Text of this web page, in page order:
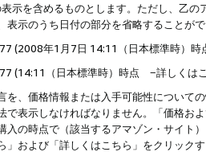
示を含めるものとします。ただし、乙
表示のうち日付の部分を省略することが
(2008年1月7日 14:11（日本標準時）
(14:11（日本標準時）時点 −詳しくは
を、価格情報または入手可能性について
で表示しなければなりません。「価格
入の時点で（該当するアマゾン・サイト
」および「詳しくはこちら」をクリック